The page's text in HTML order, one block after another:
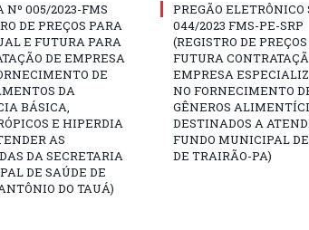
Nº 005/2023-FMS
DE PREÇOS PARA
E FUTURA PARA
DE EMPRESA
DE
DA
BÁSICA,
E HIPERDIA
AS
DA SECRETARIA
DE SAÚDE DE
DO TAUÁ)
PREGÃO ELETRÔNICO
044/2023 FMS-PE-SRP
(REGISTRO DE
FUTURA
EMPRESA
NO FORNECIMENTO
GÊNEROS
DESTINADOS A
FUNDO MUNICIPAL
DE TRAIRÃO-PA)